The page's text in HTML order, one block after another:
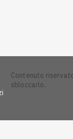
contenuto riservato: accedi per
sbloccarlo.